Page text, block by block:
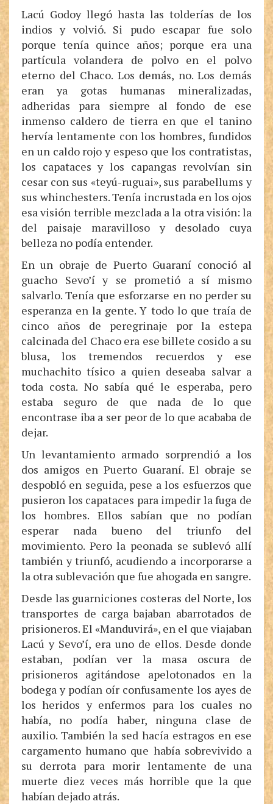
Lacú Godoy llegó hasta las tolderías de los
indios y volvió. Si pudo escapar fue solo
porque tenía quince años; porque era una
partícula volandera de polvo en el polvo
eterno del Chaco. Los demás, no. Los demás
eran ya gotas humanas mineralizadas,
adheridas para siempre al fondo de ese
inmenso caldero de tierra en que el tanino
hervía lentamente con los hombres, fundidos
en un caldo rojo y espeso que los contratistas,
los capataces y los capangas revolvían sin
cesar con sus «teyú-ruguai», sus parabellums y
sus whinchesters. Tenía incrustada en los ojos
esa visión terrible mezclada a la otra visión: la
del paisaje maravilloso y desolado cuya
belleza no podía entender.
En un obraje de Puerto Guaraní conoció al
guacho Sevo’í y se prometió a sí mismo
salvarlo. Tenía que esforzarse en no perder su
esperanza en la gente. Y todo lo que traía de
cinco años de peregrinaje por la estepa
calcinada del Chaco era ese billete cosido a su
blusa, los tremendos recuerdos y ese
muchachito tísico a quien deseaba salvar a
toda costa. No sabía qué le esperaba, pero
estaba seguro de que nada de lo que
encontrase iba a ser peor de lo que acababa de
dejar.
Un levantamiento armado sorprendió a los
dos amigos en Puerto Guaraní. El obraje se
despobló en seguida, pese a los esfuerzos que
pusieron los capataces para impedir la fuga de
los hombres. Ellos sabían que no podían
esperar nada bueno del triunfo del
movimiento. Pero la peonada se sublevó allí
también y triunfó, acudiendo a incorporarse a
la otra sublevación que fue ahogada en sangre.
Desde las guarniciones costeras del Norte, los
transportes de carga bajaban abarrotados de
prisioneros. El «Manduvirá», en el que viajaban
Lacú y Sevo’í, era uno de ellos. Desde donde
estaban, podían ver la masa oscura de
prisioneros agitándose apelotonados en la
bodega y podían oír confusamente los ayes de
los heridos y enfermos para los cuales no
había, no podía haber, ninguna clase de
auxilio. También la sed hacía estragos en ese
cargamento humano que había sobrevivido a
su derrota para morir lentamente de una
muerte diez veces más horrible que la que
habían dejado atrás.